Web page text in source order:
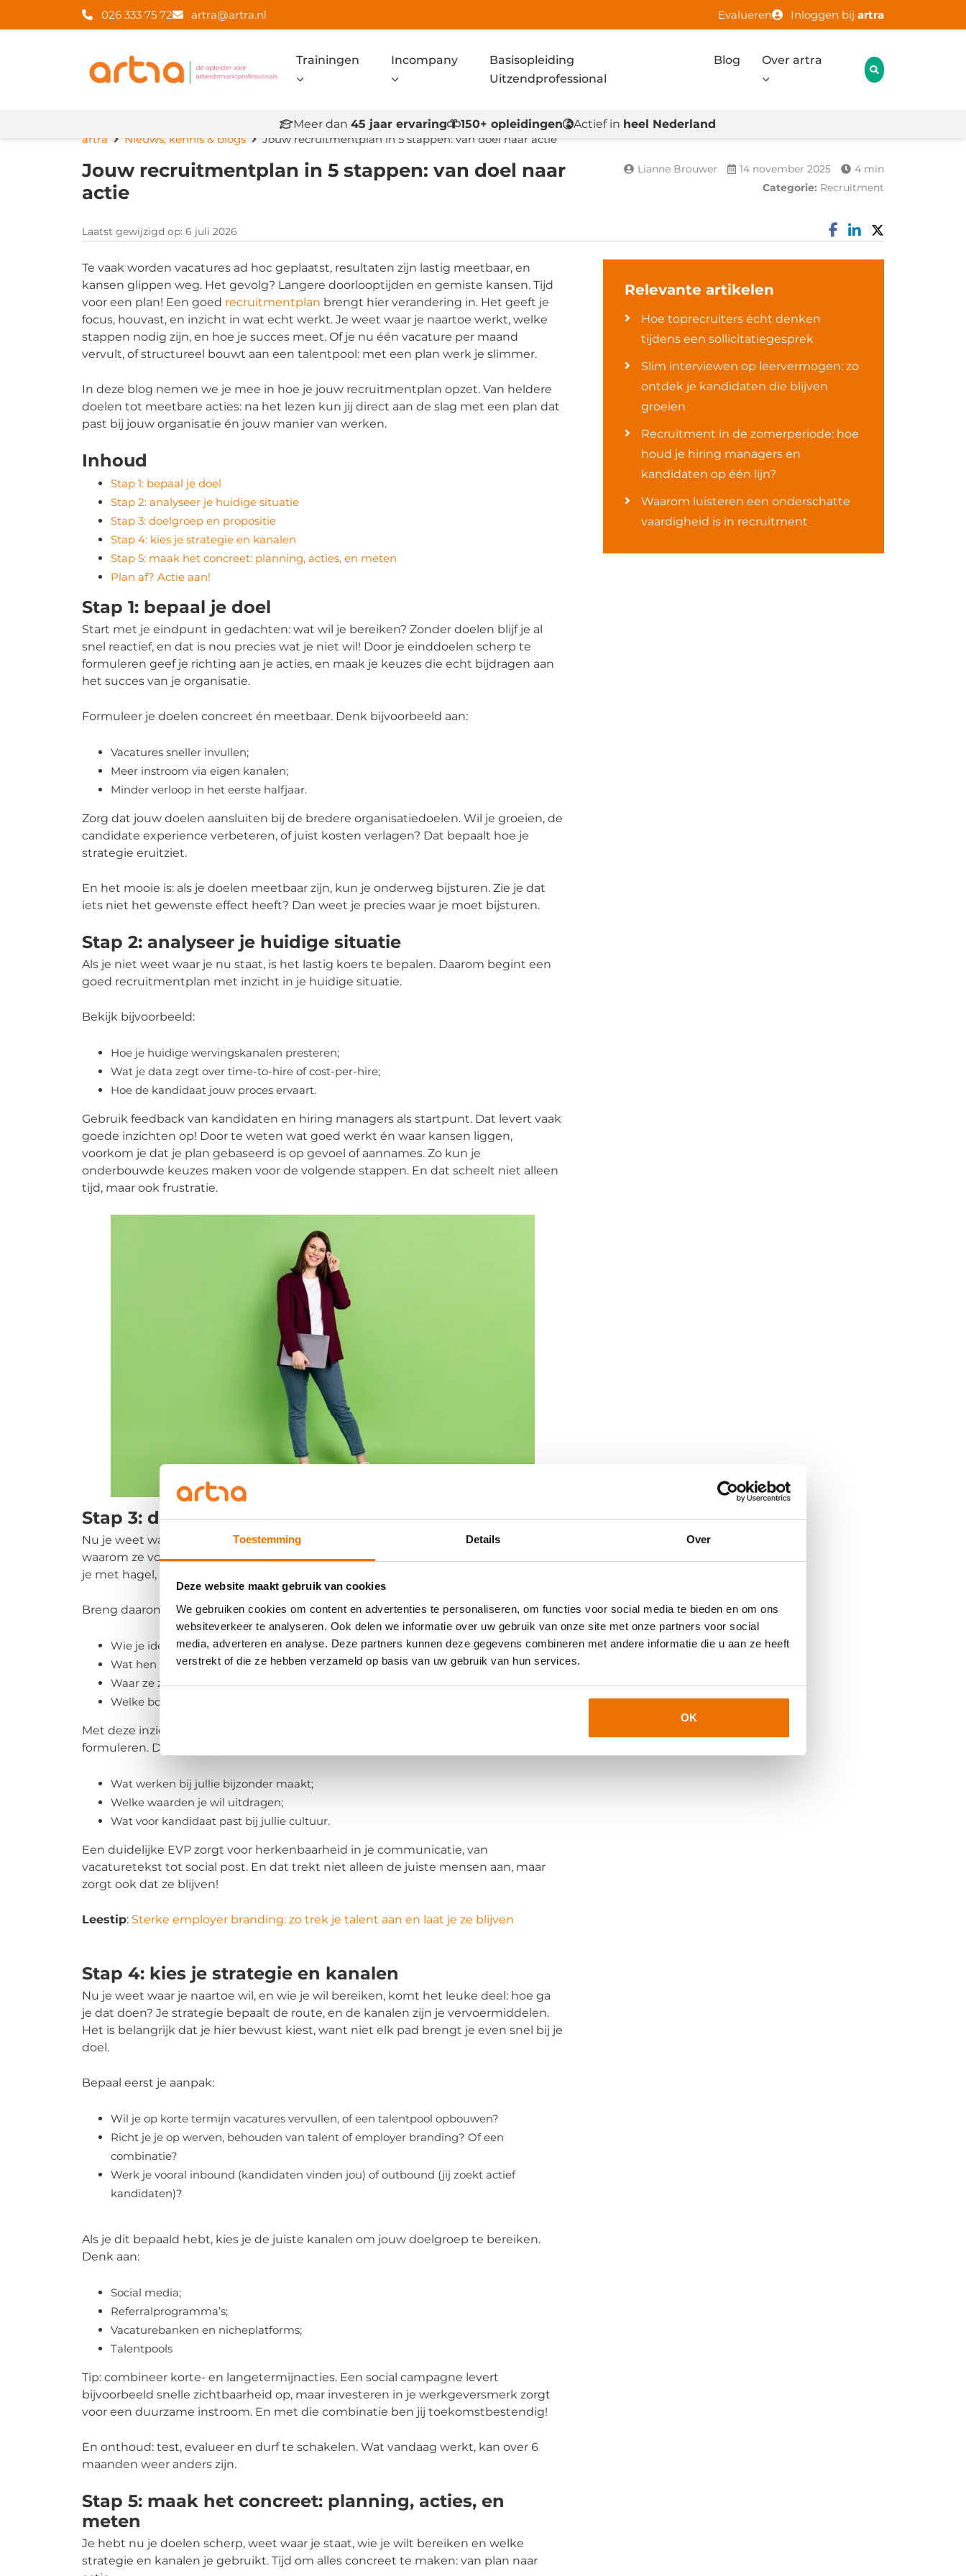
Toestemming Details Over
Deze website maakt gebruik van cookies
We gebruiken cookies om content en advertenties te personaliseren, om functies voor social media te bieden en om ons
websiteverkeer te analyseren. Ook delen we informatie over uw gebruik van onze site met onze partners voor social
media, adverteren en analyse. Deze partners kunnen deze gegevens combineren met andere informatie die u aan ze heeft
verstrekt of die ze hebben verzameld op basis van uw gebruik van hun services.
OK
026 333 75 72 artra@artra.nl Evalueren Inloggen bij artra
Trainingen Incompany
Basisopleiding
Uitzendprofessional
Blog Over artra
Meer dan 45 jaar ervaring 150+ opleidingen Actief in heel Nederland
artra
Nieuws, kennis & blogs Jouw recruitmentplan in 5 stappen: van doel naar actie
Jouw recruitmentplan in 5 stappen: van doel naar
actie
Lianne Brouwer 14 november 2025
4 min
Categorie: Recruitment
Laatst gewijzigd op: 6 juli 2026
Te vaak worden vacatures ad hoc geplaatst, resultaten zijn lastig meetbaar, en
kansen glippen weg. Het gevolg? Langere doorlooptijden en gemiste kansen. Tijd
voor een plan! Een goed recruitmentplan brengt hier verandering in. Het geeft je
focus, houvast, en inzicht in wat echt werkt. Je weet waar je naartoe werkt, welke
stappen nodig zijn, en hoe je succes meet. Of je nu één vacature per maand
vervult, of structureel bouwt aan een talentpool: met een plan werk je slimmer.
In deze blog nemen we je mee in hoe je jouw recruitmentplan opzet. Van heldere
doelen tot meetbare acties: na het lezen kun jij direct aan de slag met een plan dat
past bij jouw organisatie én jouw manier van werken.
Inhoud
Stap 1: bepaal je doel
Stap 2: analyseer je huidige situatie
Stap 3: doelgroep en propositie
Stap 4: kies je strategie en kanalen
Stap 5: maak het concreet: planning, acties, en meten
Plan af? Actie aan!
Stap 1: bepaal je doel
Start met je eindpunt in gedachten: wat wil je bereiken? Zonder doelen blijf je al
snel reactief, en dat is nou precies wat je niet wil! Door je einddoelen scherp te
formuleren geef je richting aan je acties, en maak je keuzes die echt bijdragen aan
het succes van je organisatie.
Formuleer je doelen concreet én meetbaar. Denk bijvoorbeeld aan:
Vacatures sneller invullen;
Meer instroom via eigen kanalen;
Minder verloop in het eerste halfjaar.
Zorg dat jouw doelen aansluiten bij de bredere organisatiedoelen. Wil je groeien, de
candidate experience verbeteren, of juist kosten verlagen? Dat bepaalt hoe je
strategie eruitziet.
En het mooie is: als je doelen meetbaar zijn, kun je onderweg bijsturen. Zie je dat
iets niet het gewenste effect heeft? Dan weet je precies waar je moet bijsturen.
Stap 2: analyseer je huidige situatie
Als je niet weet waar je nu staat, is het lastig koers te bepalen. Daarom begint een
goed recruitmentplan met inzicht in je huidige situatie.
Bekijk bijvoorbeeld:
Hoe je huidige wervingskanalen presteren;
Wat je data zegt over time-to-hire of cost-per-hire;
Hoe de kandidaat jouw proces ervaart.
Gebruik feedback van kandidaten en hiring managers als startpunt. Dat levert vaak
goede inzichten op! Door te weten wat goed werkt én waar kansen liggen,
voorkom je dat je plan gebaseerd is op gevoel of aannames. Zo kun je
onderbouwde keuzes maken voor de volgende stappen. En dat scheelt niet alleen
tijd, maar ook frustratie.
Stap 3: doelgroep en propositie
Nu je weet waar je staat, is het tijd om scherp te krijgen wie je wilt bereiken, en
waarom ze voor jou zouden kiezen. Zonder duidelijk beeld van je doelgroep schiet
je met hagel, en dat kost tijd, energie én kandidaten.
Breng daarom in kaart:
Wie je ideale kandidaten zijn;
Wat hen drijft in hun werk;
Waar ze zich bevinden;
Welke boodschap hen echt aanspreekt.
Met deze inzichten kun je een sterke employee value proposition (EVP)
formuleren. Denk aan zaken als:
Wat werken bij jullie bijzonder maakt;
Welke waarden je wil uitdragen;
Wat voor kandidaat past bij jullie cultuur.
Een duidelijke EVP zorgt voor herkenbaarheid in je communicatie, van
vacaturetekst tot social post. En dat trekt niet alleen de juiste mensen aan, maar
zorgt ook dat ze blijven!
Leestip: Sterke employer branding: zo trek je talent aan en laat je ze blijven
Stap 4: kies je strategie en kanalen
Nu je weet waar je naartoe wil, en wie je wil bereiken, komt het leuke deel: hoe ga
je dat doen? Je strategie bepaalt de route, en de kanalen zijn je vervoermiddelen.
Het is belangrijk dat je hier bewust kiest, want niet elk pad brengt je even snel bij je
doel.
Bepaal eerst je aanpak:
Wil je op korte termijn vacatures vervullen, of een talentpool opbouwen?
Richt je je op werven, behouden van talent of employer branding? Of een
combinatie?
Werk je vooral inbound (kandidaten vinden jou) of outbound (jij zoekt actief
kandidaten)?
Als je dit bepaald hebt, kies je de juiste kanalen om jouw doelgroep te bereiken.
Denk aan:
Social media;
Referralprogramma’s;
Vacaturebanken en nicheplatforms;
Talentpools
Tip: combineer korte- en langetermijnacties. Een social campagne levert
bijvoorbeeld snelle zichtbaarheid op, maar investeren in je werkgeversmerk zorgt
voor een duurzame instroom. En met die combinatie ben jij toekomstbestendig!
En onthoud: test, evalueer en durf te schakelen. Wat vandaag werkt, kan over 6
maanden weer anders zijn.
Stap 5: maak het concreet: planning, acties, en
meten
Je hebt nu je doelen scherp, weet waar je staat, wie je wilt bereiken en welke
strategie en kanalen je gebruikt. Tijd om alles concreet te maken: van plan naar
Relevante artikelen
Hoe toprecruiters écht denken
tijdens een sollicitatiegesprek
Slim interviewen op leervermogen: zo
ontdek je kandidaten die blijven
groeien
Recruitment in de zomerperiode: hoe
houd je hiring managers en
kandidaten op één lijn?
Waarom luisteren een onderschatte
vaardigheid is in recruitment